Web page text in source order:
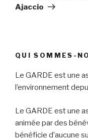
Ajaccio
QUI SOMMES-
Le GARDE est une
l’environnement
Le GARDE est une
animée par des
bénéficie d’aucune